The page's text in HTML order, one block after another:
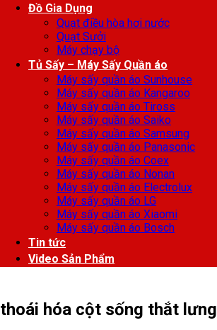
Đồ Gia Dụng
Quạt điều hòa hơi nước
Quạt Sưởi
Máy chạy bộ
Tủ Sấy – Máy Sấy Quần áo
Máy sấy quần áo Sunhouse
Máy sấy quần áo Kangaroo
Máy sấy quần áo Tiross
Máy sấy quần áo Saiko
Máy sấy quần áo Samsung
Máy sấy quần áo Panasonic
Máy sấy quần áo Coex
Máy sấy quần áo Nonan
Máy sấy quần áo Electrolux
Máy sấy quần áo LG
Máy sấy quần áo Xiaomi
Máy sấy quần áo Bosch
Tin tức
Video Sản Phẩm
thoái hóa cột sống thắt lưng